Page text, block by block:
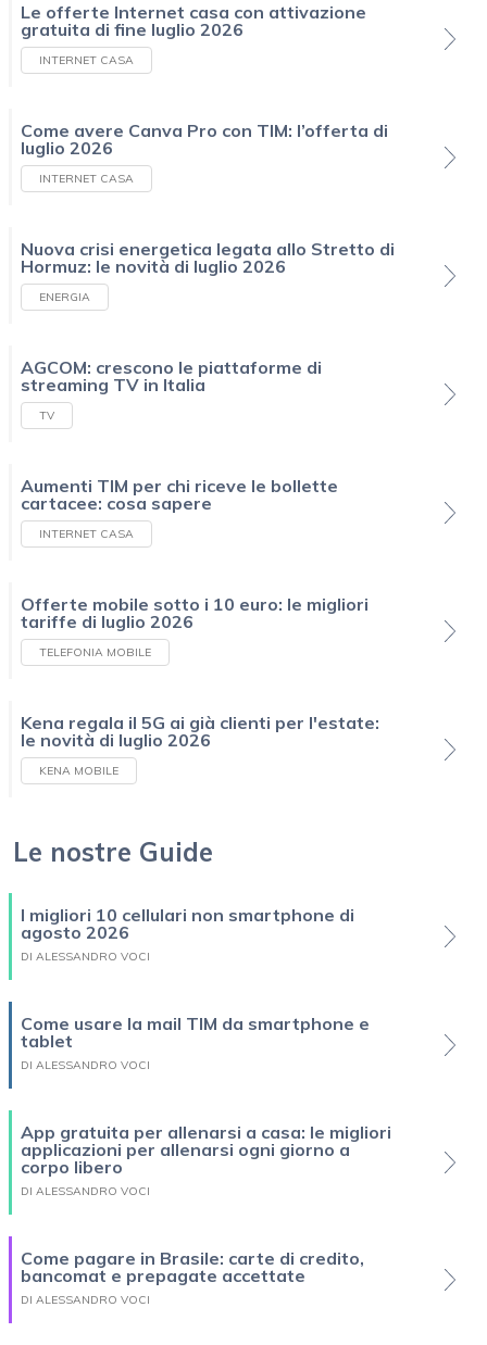
Le offerte Internet casa con attivazione
gratuita di fine luglio 2026
INTERNET CASA
Come avere Canva Pro con TIM: l’offerta di
luglio 2026
INTERNET CASA
Nuova crisi energetica legata allo Stretto di
Hormuz: le novità di luglio 2026
ENERGIA
AGCOM: crescono le piattaforme di
streaming TV in Italia
TV
Aumenti TIM per chi riceve le bollette
cartacee: cosa sapere
INTERNET CASA
Offerte mobile sotto i 10 euro: le migliori
tariffe di luglio 2026
TELEFONIA MOBILE
Kena regala il 5G ai già clienti per l'estate:
le novità di luglio 2026
KENA MOBILE
Le nostre Guide
I migliori 10 cellulari non smartphone di
agosto 2026
DI ALESSANDRO VOCI
Come usare la mail TIM da smartphone e
tablet
DI ALESSANDRO VOCI
App gratuita per allenarsi a casa: le migliori
applicazioni per allenarsi ogni giorno a
corpo libero
DI ALESSANDRO VOCI
Come pagare in Brasile: carte di credito,
bancomat e prepagate accettate
DI ALESSANDRO VOCI